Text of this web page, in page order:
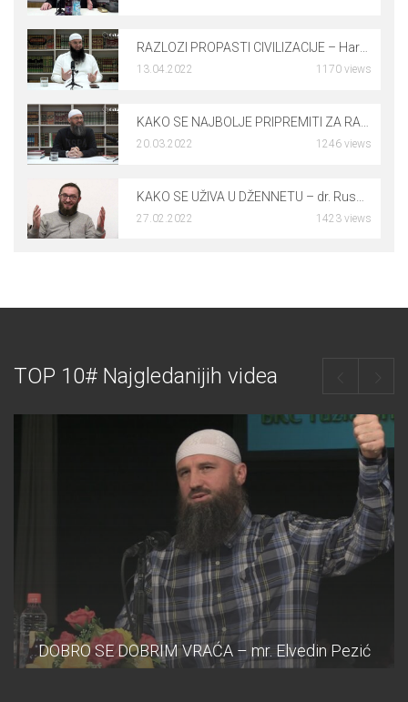
0
RAZLOZI PROPASTI CIVILIZACIJE – Harmin Suljić, prof.
13.04.2022 1170 views
0
20.03.2022 1246 views
0
27.02.2022 1423 views
TOP 10# Najgledanijih videa
DOBRO SE DOBRIM VRAĆA – mr. Elvedin Pezić